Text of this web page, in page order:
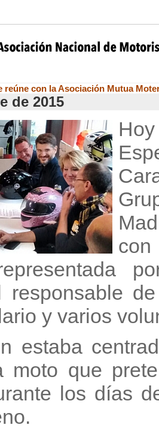
reúne con la Asociación Mutua
de 2015
responsable
y varios
estaba
moto que
los días